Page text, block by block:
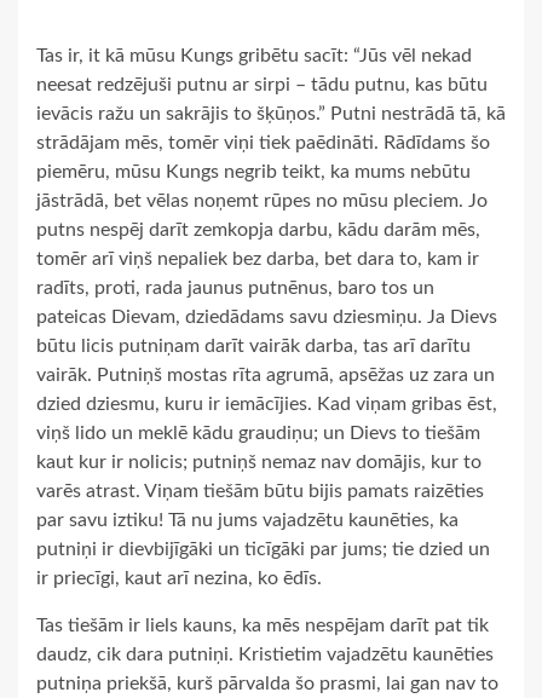
Tas ir, it kā mūsu Kungs gribētu sacīt: “Jūs vēl nekad
neesat redzējuši putnu ar sirpi – tādu putnu, kas būtu
ievācis ražu un sakrājis to šķūņos.” Putni nestrādā tā, kā
strādājam mēs, tomēr viņi tiek paēdināti. Rādīdams šo
piemēru, mūsu Kungs negrib teikt, ka mums nebūtu
jāstrādā, bet vēlas noņemt rūpes no mūsu pleciem. Jo
putns nespēj darīt zemkopja darbu, kādu darām mēs,
tomēr arī viņš nepaliek bez darba, bet dara to, kam ir
radīts, proti, rada jaunus putnēnus, baro tos un
pateicas Dievam, dziedādams savu dziesmiņu. Ja Dievs
būtu licis putniņam darīt vairāk darba, tas arī darītu
vairāk. Putniņš mostas rīta agrumā, apsēžas uz zara un
dzied dziesmu, kuru ir iemācījies. Kad viņam gribas ēst,
viņš lido un meklē kādu graudiņu; un Dievs to tiešām
kaut kur ir nolicis; putniņš nemaz nav domājis, kur to
varēs atrast. Viņam tiešām būtu bijis pamats raizēties
par savu iztiku! Tā nu jums vajadzētu kaunēties, ka
putniņi ir dievbijīgāki un ticīgāki par jums; tie dzied un
ir priecīgi, kaut arī nezina, ko ēdīs.
Tas tiešām ir liels kauns, ka mēs nespējam darīt pat tik
daudz, cik dara putniņi. Kristietim vajadzētu kaunēties
putniņa priekšā, kurš pārvalda šo prasmi, lai gan nav to